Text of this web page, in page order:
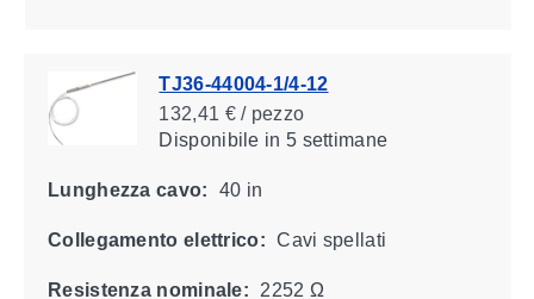
TJ36-44004-1/4-12
132,41 € / pezzo
Disponibile in 5 settimane
Lunghezza cavo: 40 in
Collegamento elettrico: Cavi spellati
Resistenza nominale: 2252 Ω